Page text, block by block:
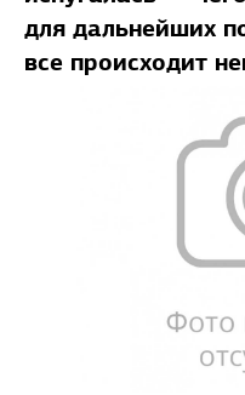
для дальнейших
все происходит